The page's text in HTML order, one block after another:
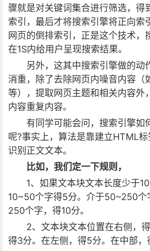
骤就是对关键词集合进行筛选，得
索引，最后才将搜索引擎将正向索
网页的倒排索引，正是这个技术，
在1S内给用户呈现搜索结果。
另外，这其中搜索引擎做的动
消重，除了去除网页内噪音内容（
等），提取网页主题和相关内容外
内容重复内容。
有同学可能会问，搜索引擎如
呢?事实上，算法是靠建立HTML
识别正文文本。
比如，我们定一下规则，
1、如果文本块文本长度少于
10~50个字得5分。介于50~250个
250个字，得10分。
2、文本块文本位置在右侧，
得3分。在左侧，得5分。在中部，